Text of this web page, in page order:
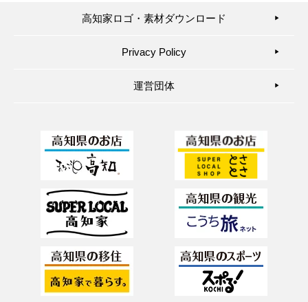
高知家ロゴ・素材ダウンロード ▶︎
Privacy Policy ▶︎
運営団体 ▶︎